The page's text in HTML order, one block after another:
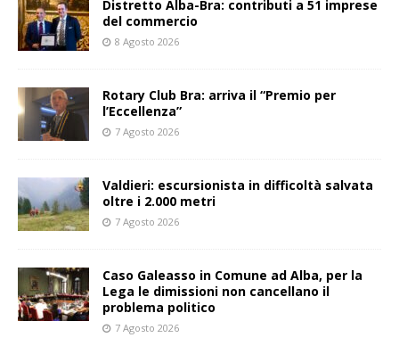
Distretto Alba-Bra: contributi a 51 imprese
del commercio
8 Agosto 2026
Rotary Club Bra: arriva il “Premio per
l’Eccellenza”
7 Agosto 2026
Valdieri: escursionista in difficoltà salvata
oltre i 2.000 metri
7 Agosto 2026
Caso Galeasso in Comune ad Alba, per la
Lega le dimissioni non cancellano il
problema politico
7 Agosto 2026